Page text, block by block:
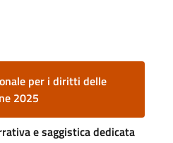
per i diritti delle
2025
e saggistica dedicata